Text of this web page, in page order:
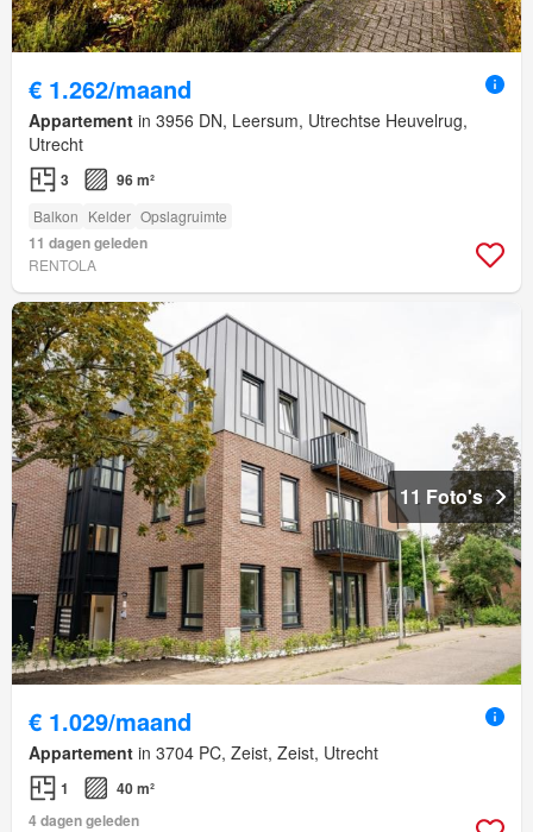
€ 1.262/maand
Appartement in 3956 DN, Leersum, Utrechtse Heuvelrug,
Utrecht
3 96 m²
Balkon Kelder Opslagruimte
11 dagen geleden
RENTOLA
11 Foto's
€ 1.029/maand
Appartement in 3704 PC, Zeist, Zeist, Utrecht
1
40 m²
4 dagen geleden